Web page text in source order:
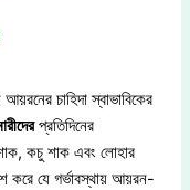
চাহিদা স্বাভাবিকের
প্রতিদিনের
কচু শাক এবং লোহার
করে যে গর্ভাবস্থায় আয়রন-